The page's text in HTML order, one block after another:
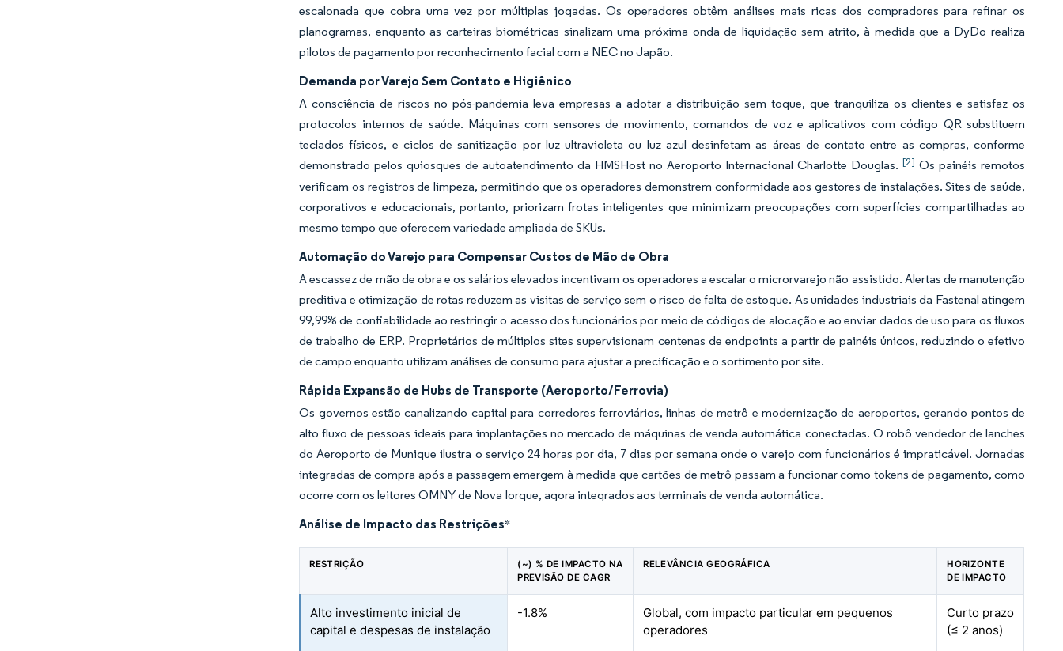
escalonada que cobra uma vez por múltiplas jogadas. Os operadores obtêm análises mais ricas dos compradores para refinar os
planogramas, enquanto as carteiras biométricas sinalizam uma próxima onda de liquidação sem atrito, à medida que a DyDo realiza
pilotos de pagamento por reconhecimento facial com a NEC no Japão.
Demanda por Varejo Sem Contato e Higiênico
A consciência de riscos no pós-pandemia leva empresas a adotar a distribuição sem toque, que tranquiliza os clientes e satisfaz os
protocolos internos de saúde. Máquinas com sensores de movimento, comandos de voz e aplicativos com código QR substituem
teclados físicos, e ciclos de sanitização por luz ultravioleta ou luz azul desinfetam as áreas de contato entre as compras, conforme
demonstrado pelos quiosques de autoatendimento da HMSHost no Aeroporto Internacional Charlotte Douglas.[2] Os painéis remotos
verificam os registros de limpeza, permitindo que os operadores demonstrem conformidade aos gestores de instalações. Sites de saúde,
corporativos e educacionais, portanto, priorizam frotas inteligentes que minimizam preocupações com superfícies compartilhadas ao
mesmo tempo que oferecem variedade ampliada de SKUs.
Automação do Varejo para Compensar Custos de Mão de Obra
A escassez de mão de obra e os salários elevados incentivam os operadores a escalar o microrvarejo não assistido. Alertas de manutenção
preditiva e otimização de rotas reduzem as visitas de serviço sem o risco de falta de estoque. As unidades industriais da Fastenal atingem
99,99% de confiabilidade ao restringir o acesso dos funcionários por meio de códigos de alocação e ao enviar dados de uso para os fluxos
de trabalho de ERP. Proprietários de múltiplos sites supervisionam centenas de endpoints a partir de painéis únicos, reduzindo o efetivo
de campo enquanto utilizam análises de consumo para ajustar a precificação e o sortimento por site.
Rápida Expansão de Hubs de Transporte (Aeroporto/Ferrovia)
Os governos estão canalizando capital para corredores ferroviários, linhas de metrô e modernização de aeroportos, gerando pontos de
alto fluxo de pessoas ideais para implantações no mercado de máquinas de venda automática conectadas. O robô vendedor de lanches
do Aeroporto de Munique ilustra o serviço 24 horas por dia, 7 dias por semana onde o varejo com funcionários é impraticável. Jornadas
integradas de compra após a passagem emergem à medida que cartões de metrô passam a funcionar como tokens de pagamento, como
ocorre com os leitores OMNY de Nova Iorque, agora integrados aos terminais de venda automática.
Análise de Impacto das Restrições*
RESTRIÇÃO
(~) % DE IMPACTO NA
PREVISÃO DE CAGR
RELEVÂNCIA GEOGRÁFICA
HORIZONTE
DE IMPACTO
Alto investimento inicial de
capital e despesas de instalação
-1.8%
Global, com impacto particular em pequenos
operadores
Curto prazo
(≤ 2 anos)